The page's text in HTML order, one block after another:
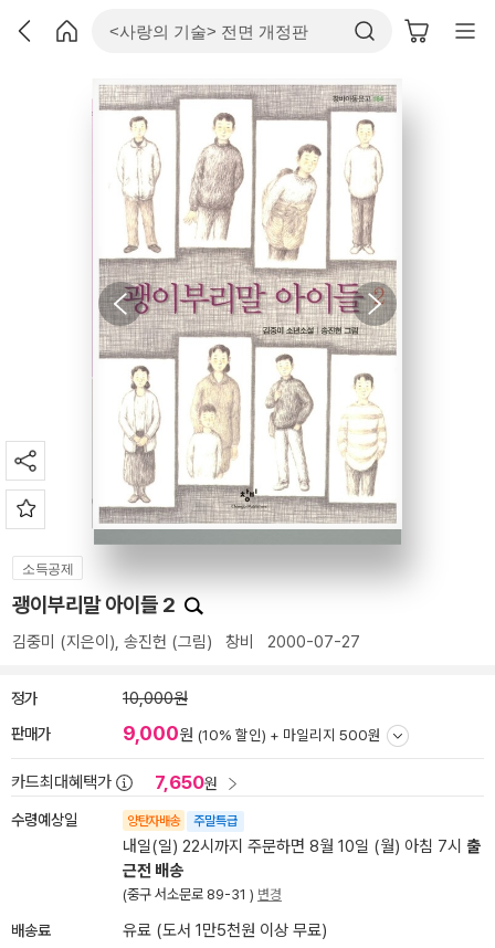
소득공제
괭이부리말 아이들 2
김중미 (지은이), 송진헌 (그림) 창비 2000-07-27
정가 10,000원
판매가 9,000원 (10% 할인) + 마일리지 500원
카드최대혜택가 7,650원
수령예상일 양탄자배송 주말특급
내일(일) 22시까지 주문하면 8월 10일 (월) 아침 7시 출
근전 배송
(중구 서소문로 89-31 ) 변경
배송료 유료 (도서 1만5천원 이상 무료)